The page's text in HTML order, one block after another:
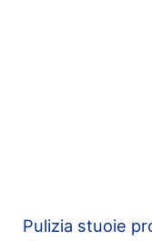
Pulizia stuoie